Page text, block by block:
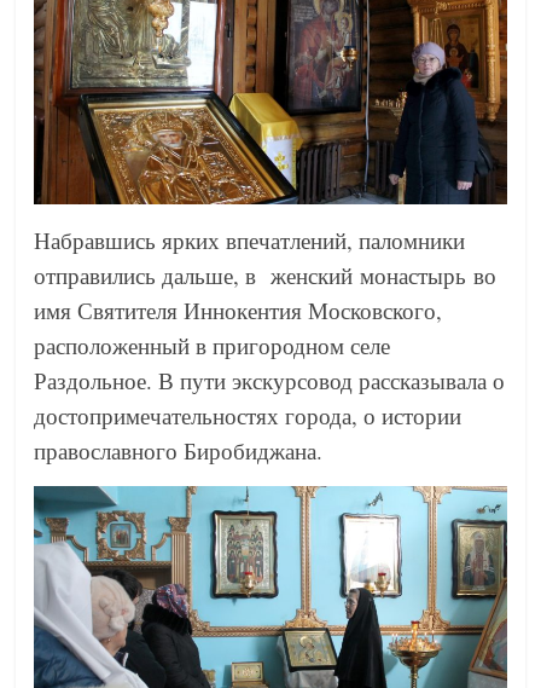
Набравшись ярких впечатлений, паломники
отправились дальше, в женский монастырь во
имя Святителя Иннокентия Московского,
расположенный в пригородном селе
Раздольное. В пути экскурсовод рассказывала о
достопримечательностях города, о истории
православного Биробиджана.